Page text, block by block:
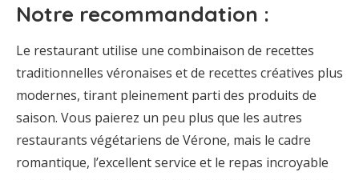
Notre recommandation :
Le restaurant utilise une combinaison de recettes
traditionnelles véronaises et de recettes créatives plus
modernes, tirant pleinement parti des produits de
saison. Vous paierez un peu plus que les autres
restaurants végétariens de Vérone, mais le cadre
romantique, l’excellent service et le repas incroyable